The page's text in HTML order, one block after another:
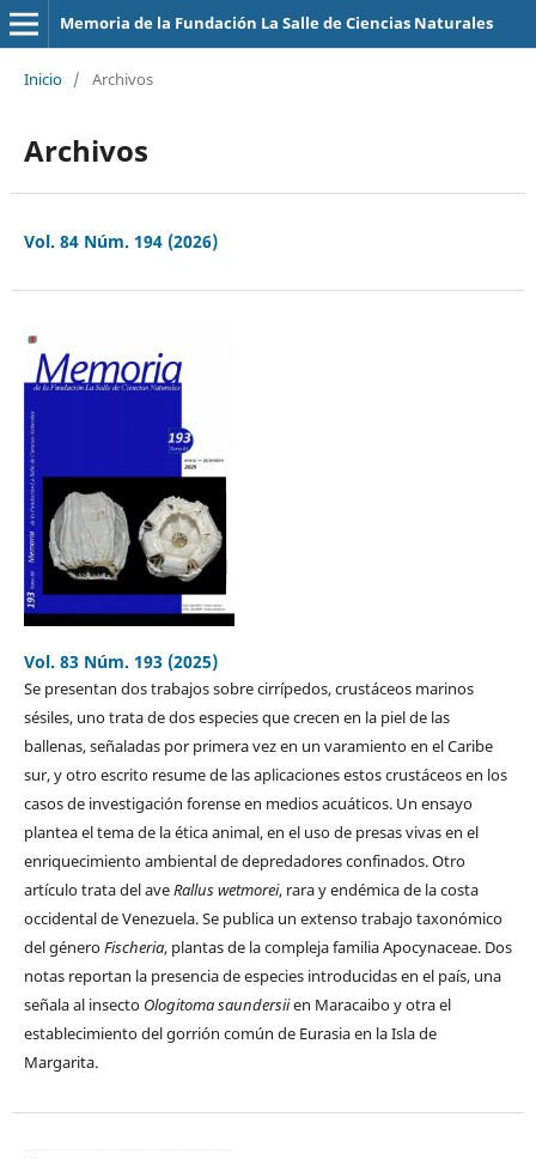
Memoria de la Fundación La Salle de Ciencias Naturales
Inicio / Archivos
Archivos
Vol. 84 Núm. 194 (2026)
Vol. 83 Núm. 193 (2025)
Se presentan dos trabajos sobre cirrípedos, crustáceos marinos
sésiles, uno trata de dos especies que crecen en la piel de las
ballenas, señaladas por primera vez en un varamiento en el Caribe
sur, y otro escrito resume de las aplicaciones estos crustáceos en los
casos de investigación forense en medios acuáticos. Un ensayo
plantea el tema de la ética animal, en el uso de presas vivas en el
enriquecimiento ambiental de depredadores confinados. Otro
artículo trata del aveRallus wetmorei, rara y endémica de la costa
occidental de Venezuela. Se publica un extenso trabajo taxonómico
del géneroFischeria, plantas de la compleja familia Apocynaceae. Dos
notas reportan la presencia de especies introducidas en el país, una
señala al insecto Ologitoma saundersiien Maracaibo y otra el
establecimiento del gorrión común de Eurasia en la Isla de
Margarita.